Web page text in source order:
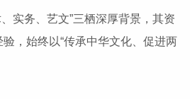
实务、艺文”三栖深厚背景，其资
，始终以“传承中华文化、促进两